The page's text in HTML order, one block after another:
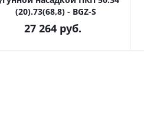
(20).73(68,8) - BGZ-S
27 264руб.